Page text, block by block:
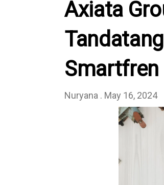
Axiata
Smartfren
Nuryana . May 16, 2024